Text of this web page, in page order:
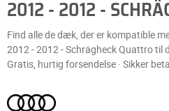
2012 - 2012 -
Find alle de dæk, der er kompatible
2012 - 2012 - Schrägheck Quattro til
Gratis, hurtig forsendelse · Sikker